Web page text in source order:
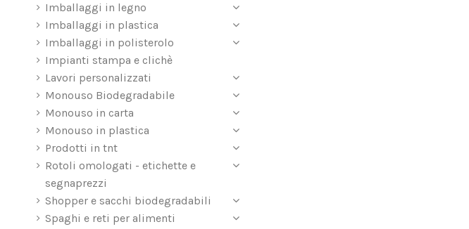
Imballaggi in legno
Imballaggi in plastica
Imballaggi in polisterolo
Impianti stampa e clichè
Lavori personalizzati
Monouso Biodegradabile
Monouso in carta
Monouso in plastica
Prodotti in tnt
Rotoli omologati - etichette e
segnaprezzi
Shopper e sacchi biodegradabili
Spaghi e reti per alimenti